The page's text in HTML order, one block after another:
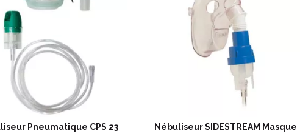
Pneumatique CPS 23
Nébuliseur SIDESTREAM Masque